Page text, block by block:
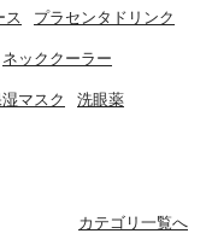
ス プラセンタドリンク
ネッククーラー
マスク 洗眼薬
カテゴリ一覧へ